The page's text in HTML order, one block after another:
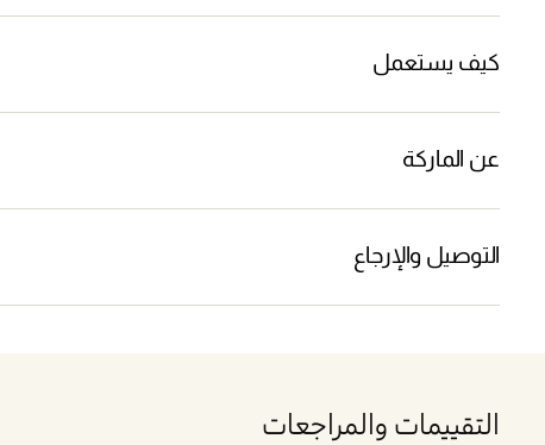
كيف يستعمل
عن الماركة
التوصيل والإرجاع
التقييمات والمراجعات